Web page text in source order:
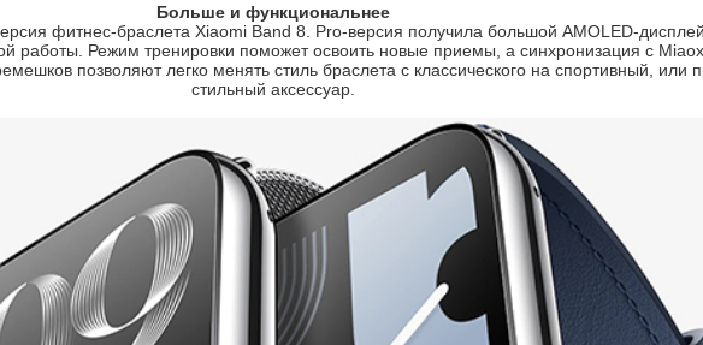
Больше и функциональнее
фитнес-браслета Xiaomi Band 8. Pro-версия получила большой AMOLED-
работы. Режим тренировки поможет освоить новые приемы, а синхронизация с
позволяют легко менять стиль браслета с классического на спортивный, или
стильный аксессуар.